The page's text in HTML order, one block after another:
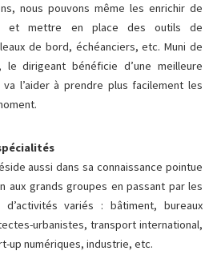
nous pouvons même les enrichir de
et mettre en place des outils de
de bord, échéanciers, etc. Muni de
le dirigeant bénéficie d’une meilleure
l’aider à prendre plus facilement les
aussi dans sa connaissance pointue
aux grands groupes en passant par les
variés : bâtiment, bureaux
urbanistes, transport international,
up numériques, industrie, etc.